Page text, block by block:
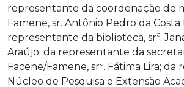
representante da coordenação de
Famene, sr. Antônio Pedro da Costa
representante da biblioteca, srª.
Araújo; da representante da
Facene/Famene, srª. Fátima Lira;
Núcleo de Pesquisa e Extensão